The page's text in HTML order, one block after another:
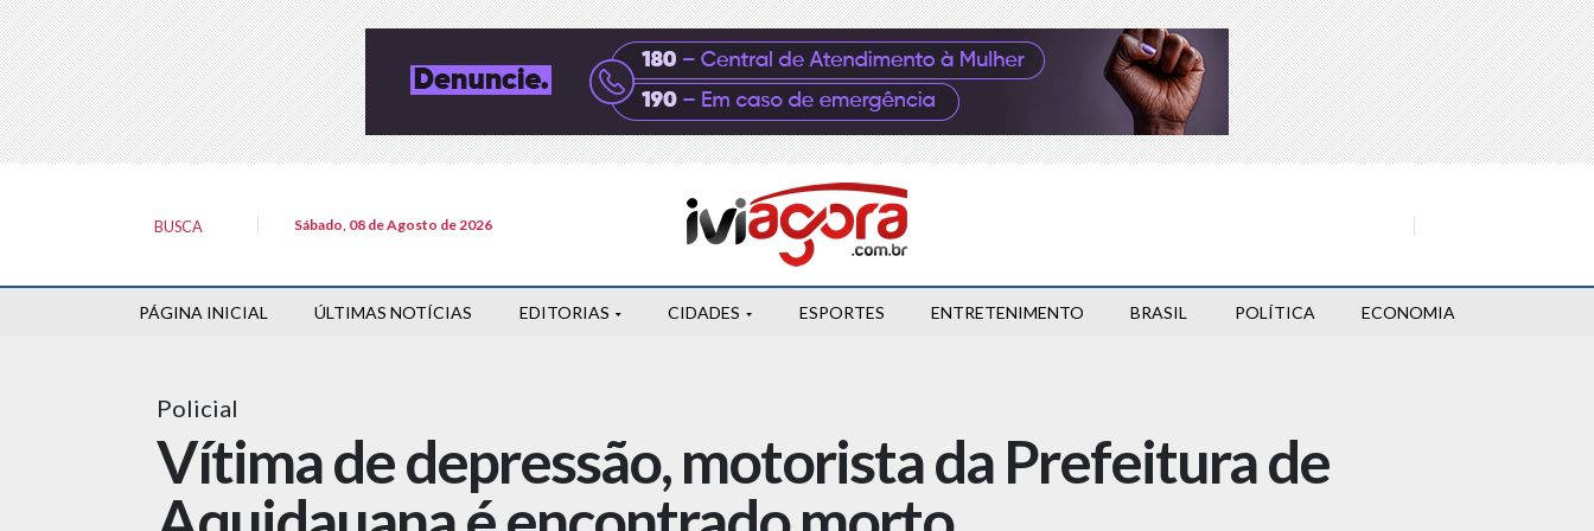
BUSCA Sábado, 08 de Agosto de 2026
PÁGINA INICIAL ÚLTIMAS NOTÍCIAS EDITORIAS CIDADES ESPORTES ENTRETENIMENTO BRASIL POLÍTICA ECONOMIA
Policial
Vítima de depressão, motorista da Prefeitura de